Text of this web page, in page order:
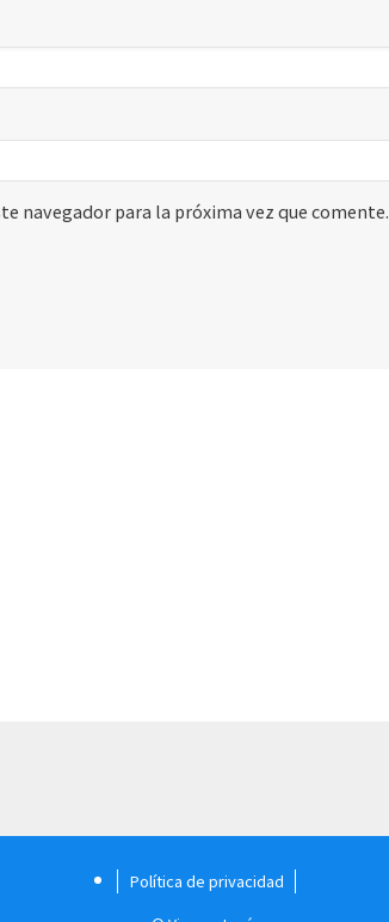
navegador para la próxima vez que comente.
Política de privacidad